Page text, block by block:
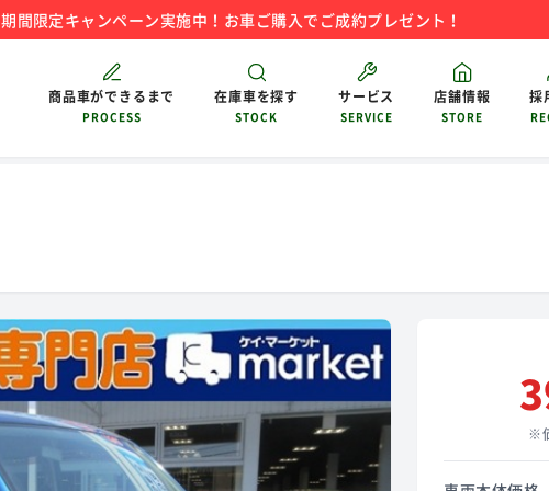
期間限定キャンペーン実施中！お車ご購入でご成約プレゼント！
商品車ができるまで
PROCESS
在庫車を探す
STOCK
サービス
SERVICE
店舗情報
STORE
採
※